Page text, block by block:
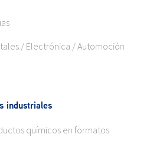
/ Electrónica / Automoción
industriales
químicos en formatos